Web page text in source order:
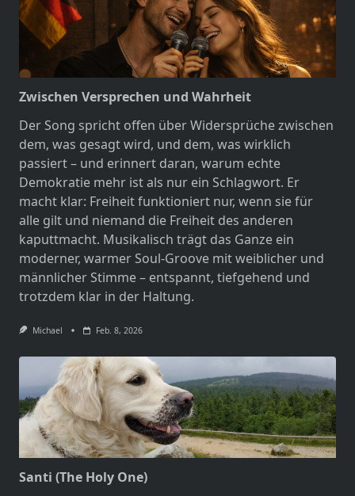
Zwischen Versprechen und Wahrheit
Der Song spricht offen über Widersprüche zwischen
dem, was gesagt wird, und dem, was wirklich
passiert – und erinnert daran, warum echte
Demokratie mehr ist als nur ein Schlagwort. Er
macht klar: Freiheit funktioniert nur, wenn sie für
alle gilt und niemand die Freiheit des anderen
kaputtmacht. Musikalisch trägt das Ganze ein
moderner, warmer Soul-Groove mit weiblicher und
männlicher Stimme – entspannt, tiefgehend und
trotzdem klar in der Haltung.
Michael Feb. 8, 2026
Santi (The Holy One)